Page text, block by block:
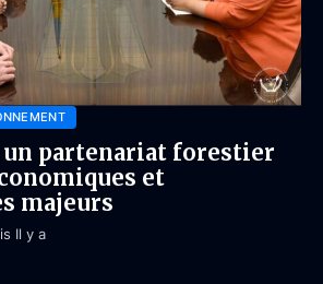
un partenariat forestier
et
majeurs
Il y a